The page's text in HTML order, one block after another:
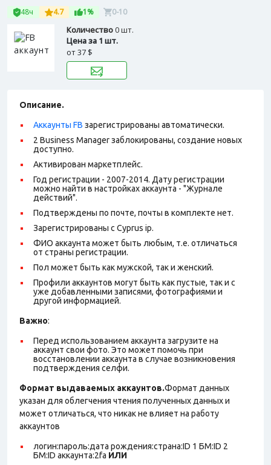
48ч 4.7 1% 0-10
Количество0 шт.
Цена за 1 шт.
от37 $
Описание.
Аккаунты FB зарегистрированы автоматически.
2 Business Manager заблокированы, создание новых
доступно.
Активирован маркетплейс.
Год регистрации - 2007-2014. Дату регистрации
можно найти в настройках аккаунта - "Журнале
действий".
Подтверждены по почте, почты в комплекте нет.
Зарегистрированы с Cyprus ip.
ФИО аккаунта может быть любым, т.е. отличаться
от страны регистрации.
Пол может быть как мужской, так и женский.
Профили аккаунтов могут быть как пустые, так и с
уже добавленными записями, фотографиями и
другой информацией.
Важно:
Перед использованием аккаунта загрузите на
аккаунт свои фото. Это может помочь при
восстановлении аккаунта в случае возникновения
подтверждения селфи.
Формат выдаваемых аккаунтов.Формат данных
указан для облегчения чтения полученных данных и
может отличаться, что никак не влияет на работу
аккаунтов
логин:пароль:дата рождения:страна:ID 1 БМ:ID 2
БМ:ID аккаунта:2fa ИЛИ